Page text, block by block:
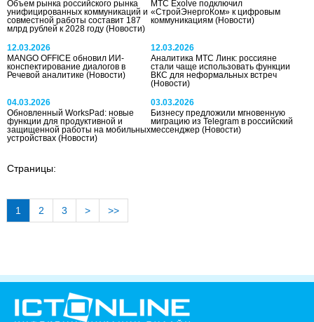
Объем рынка российского рынка
унифицированных коммуникаций и
совместной работы составит 187
млрд рублей к 2028 году (Новости)
МТС Exolve подключил
«СтройЭнергоКом» к цифровым
коммуникациям(Новости)
12.03.2026
MANGO OFFICE обновил ИИ-
конспектирование диалогов в
Речевой аналитике (Новости)
12.03.2026
Аналитика МТС Линк: россияне
стали чаще использовать функции
ВКС для неформальных встреч
(Новости)
04.03.2026
Обновленный WorksPad: новые
функции для продуктивной и
защищенной работы на мобильных
устройствах (Новости)
03.03.2026
Бизнесу предложили мгновенную
миграцию из Telegram в российский
мессенджер(Новости)
Страницы:
1 2 3 > >>